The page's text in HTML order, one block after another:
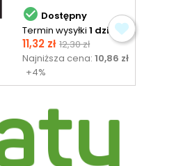
 Dostępny
Termin wysyłki 1 dzień
Cena
11,32 zł Cena
podstawowa
12,30 zł
Najniższa cena:10,86 zł
+4%